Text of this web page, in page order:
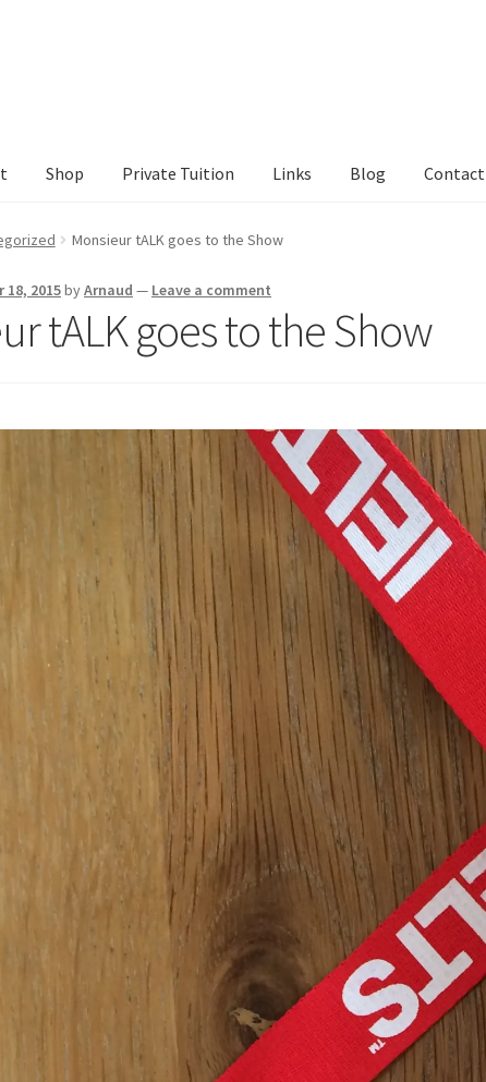
Shop Private Tuition Links Blog Contact
Cart Checkout Contact Contact Me
CategoriesEventsLocations
Monsieur tALK goes to the Show
18, 2015byArnaud — Leave a comment
tALK goes to the Show